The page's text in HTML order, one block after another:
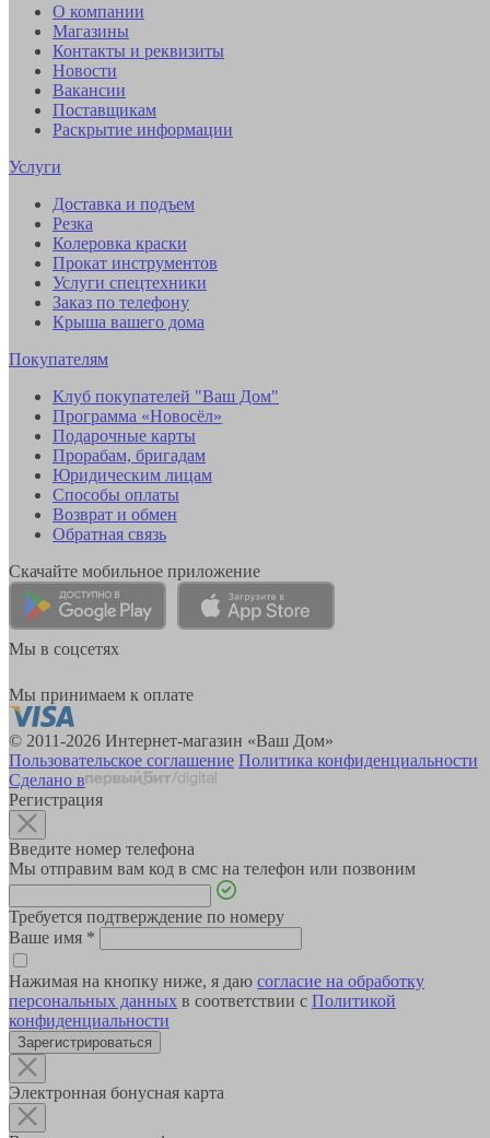
О компании
Магазины
Контакты и реквизиты
Новости
Вакансии
Поставщикам
Раскрытие информации
Услуги
Доставка и подъем
Резка
Колеровка краски
Прокат инструментов
Услуги спецтехники
Заказ по телефону
Крыша вашего дома
Покупателям
Клуб покупателей "Ваш Дом"
Программа «Новосёл»
Подарочные карты
Прорабам, бригадам
Юридическим лицам
Способы оплаты
Возврат и обмен
Обратная связь
Скачайте мобильное приложение
Мы в соцсетях
Мы принимаем к оплате
© 2011-2026 Интернет-магазин «Ваш Дом»
Пользовательское соглашение Политика конфиденциальности
Сделано в
Регистрация
Введите номер телефона
Мы отправим вам код в смс на телефон или позвоним
Требуется подтверждение по номеру
Ваше имя *
Нажимая на кнопку ниже, я даю согласие на обработку
персональных данных в соответствии с Политикой
конфиденциальности
Зарегистрироваться
Электронная бонусная карта